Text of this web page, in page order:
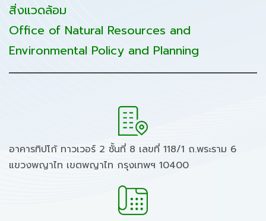
สิ่งแวดล้อม
Office of Natural Resources and
Environmental Policy and Planning
อาคารทิปโก้ ทาวเวอร์ 2 ชั้นที่ 8 เลขที่ 118/1 ถ.พระราม 6
แขวงพญาไท เขตพญาไท กรุงเทพฯ 10400